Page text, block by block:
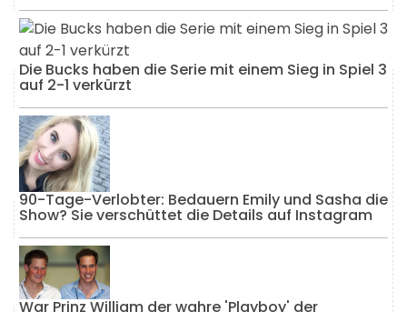
Die Bucks haben die Serie mit einem Sieg in Spiel 3
auf 2-1 verkürzt
90-Tage-Verlobter: Bedauern Emily und Sasha die
Show? Sie verschüttet die Details auf Instagram
War Prinz William der wahre 'Playboy' der